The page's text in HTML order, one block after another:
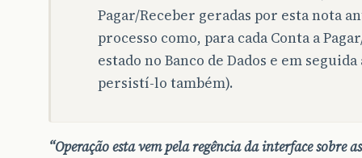
Pagar/Receber geradas por esta nota
processo como, para cada Conta a
estado no Banco de Dados e em
persistí-lo também).
“Operação esta vem pela regência da interface sobre